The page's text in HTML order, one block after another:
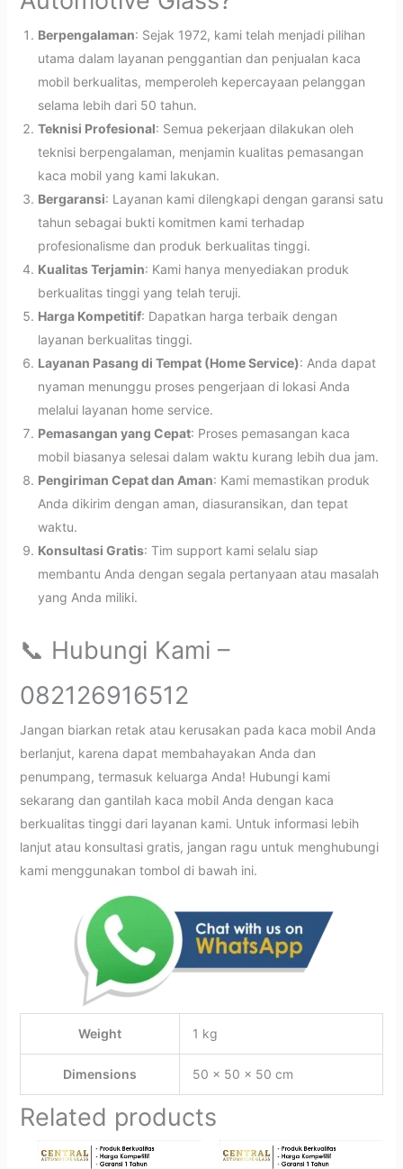
Berpengalaman: Sejak 1972, kami telah menjadi pilihan
utama dalam layanan penggantian dan penjualan kaca
mobil berkualitas, memperoleh kepercayaan pelanggan
selama lebih dari 50 tahun.
Teknisi Profesional: Semua pekerjaan dilakukan oleh
teknisi berpengalaman, menjamin kualitas pemasangan
kaca mobil yang kami lakukan.
Bergaransi: Layanan kami dilengkapi dengan garansi satu
tahun sebagai bukti komitmen kami terhadap
profesionalisme dan produk berkualitas tinggi.
Kualitas Terjamin: Kami hanya menyediakan produk
berkualitas tinggi yang telah teruji.
Harga Kompetitif: Dapatkan harga terbaik dengan
layanan berkualitas tinggi.
Layanan Pasang di Tempat (Home Service): Anda dapat
nyaman menunggu proses pengerjaan di lokasi Anda
melalui layanan home service.
Pemasangan yang Cepat: Proses pemasangan kaca
mobil biasanya selesai dalam waktu kurang lebih dua jam.
Pengiriman Cepat dan Aman: Kami memastikan produk
Anda dikirim dengan aman, diasuransikan, dan tepat
waktu.
Konsultasi Gratis: Tim support kami selalu siap
membantu Anda dengan segala pertanyaan atau masalah
yang Anda miliki.
📞 Hubungi Kami –
082126916512
Jangan biarkan retak atau kerusakan pada kaca mobil Anda
berlanjut, karena dapat membahayakan Anda dan
penumpang, termasuk keluarga Anda! Hubungi kami
sekarang dan gantilah kaca mobil Anda dengan kaca
berkualitas tinggi dari layanan kami. Untuk informasi lebih
lanjut atau konsultasi gratis, jangan ragu untuk menghubungi
kami menggunakan tombol di bawah ini.
Weight 1 kg
Dimensions 50 × 50 × 50 cm
Related products